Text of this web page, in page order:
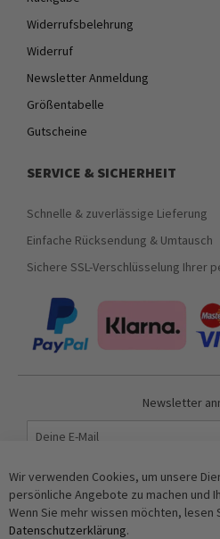
Widerrufsbelehrung
Widerruf
Newsletter Anmeldung
Größentabelle
Gutscheine
SERVICE & SICHERHEIT
Schnelle & zuverlässige Lieferung
Einfache Rücksendung & Umtausch
Sichere SSL-Verschlüsselung Ihrer
Newsletter
Anti-Roboter-Verifizierung
Wir verwenden Cookies, um unsere
persönliche Angebote zu machen und
Wenn Sie mehr wissen möchten, lesen
Datenschutzerklärung.